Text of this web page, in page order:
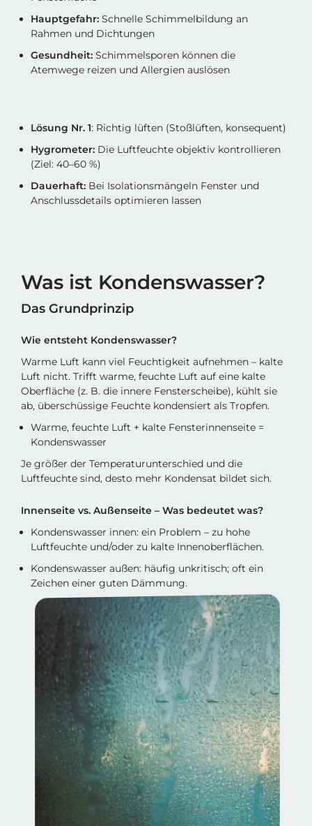
Hauptgefahr: Schnelle Schimmelbildung an
Rahmen und Dichtungen
Gesundheit: Schimmelsporen können die
Atemwege reizen und Allergien auslösen
Lösung Nr. 1: Richtig lüften (Stoßlüften, konsequent)
Hygrometer: Die Luftfeuchte objektiv kontrollieren
(Ziel: 40–60 %)
Dauerhaft: Bei Isolationsmängeln Fenster und
Anschlussdetails optimieren lassen
Was ist Kondenswasser?
Das Grundprinzip
Wie entsteht Kondenswasser?
Warme Luft kann viel Feuchtigkeit aufnehmen – kalte
Luft nicht. Trifft warme, feuchte Luft auf eine kalte
Oberfläche (z. B. die innere Fensterscheibe), kühlt sie
ab, überschüssige Feuchte kondensiert als Tropfen.
Warme, feuchte Luft + kalte Fensterinnenseite =
Kondenswasser
Je größer der Temperaturunterschied und die
Luftfeuchte sind, desto mehr Kondensat bildet sich.
Innenseite vs. Außenseite – Was bedeutet was?
Kondenswasser innen: ein Problem – zu hohe
Luftfeuchte und/oder zu kalte Innenoberflächen.
Kondenswasser außen: häufig unkritisch; oft ein
Zeichen einer guten Dämmung.